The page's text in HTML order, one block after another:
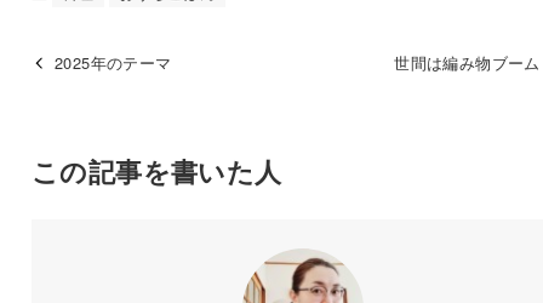
)
2025年のテーマ 世間は編み物ブー
この記事を書いた人